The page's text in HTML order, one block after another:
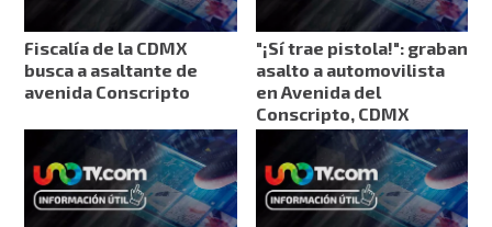
Fiscalía de la CDMX
busca a asaltante de
avenida Conscripto
"¡Sí trae pistola!": graban
asalto a automovilista
en Avenida del
Conscripto, CDMX